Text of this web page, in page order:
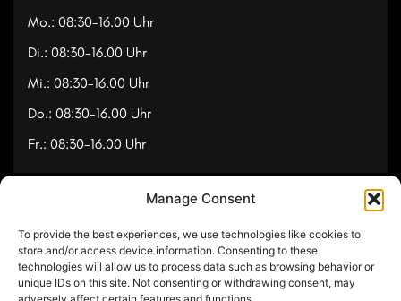
Manage Consent
To provide the best experiences, we use technologies like cookies to
store and/or access device information. Consenting to these
technologies will allow us to process data such as browsing behavior or
unique IDs on this site. Not consenting or withdrawing consent, may
Mo.: 08:30-16.00 Uhr
Di.: 08:30-16.00 Uhr
Mi.: 08:30-16.00 Uhr
Do.: 08:30-16.00 Uhr
Fr.: 08:30-16.00 Uhr
Referenzen
Videos